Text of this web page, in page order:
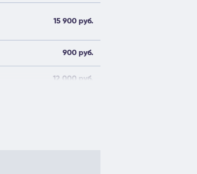
15 900 руб.
900 руб.
12 000 руб.